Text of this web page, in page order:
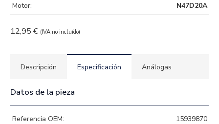
12,95 € (IVA no incluído)
Motor:
N47D20A
Descripción Especificación Análogas
Datos de la pieza
Referencia OEM:
15939870